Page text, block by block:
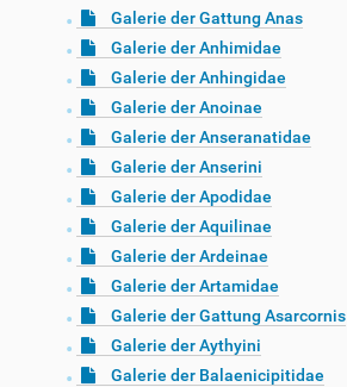
Galerie der Gattung Anas
Galerie der Anhimidae
Galerie der Anhingidae
Galerie der Anoinae
Galerie der Anseranatidae
Galerie der Anserini
Galerie der Apodidae
Galerie der Aquilinae
Galerie der Ardeinae
Galerie der Artamidae
Galerie der Gattung Asarcornis
Galerie der Aythyini
Galerie der Balaenicipitidae